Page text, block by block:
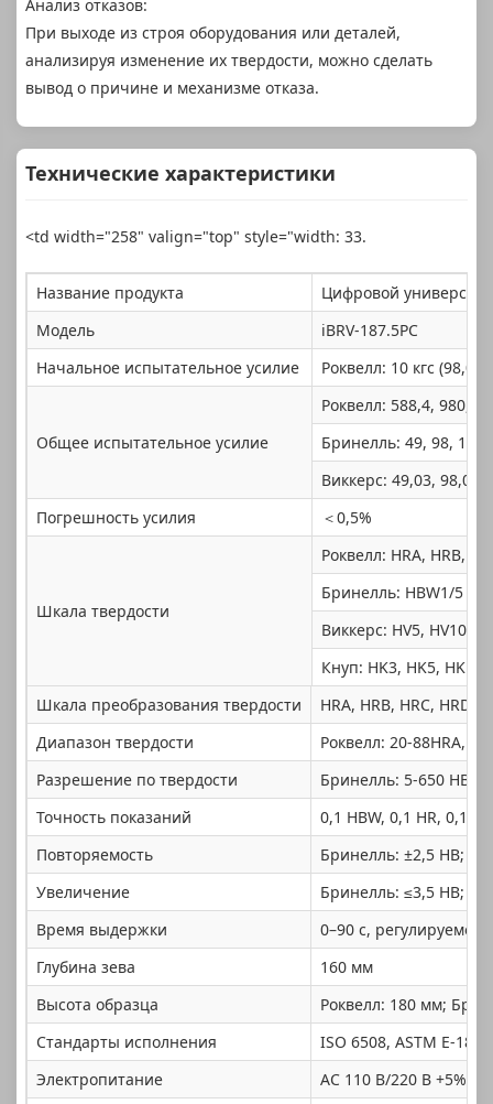
Анализ отказов:
При выходе из строя оборудования или деталей,
анализируя изменение их твердости, можно сделать
вывод о причине и механизме отказа.
Технические характеристики
<td width="258" valign="top" style="width: 33.
Название продукта
Цифровой
Модель
iBRV-187.5PC
Начальное испытательное усилие
Роквелл: 10 кгс (98,07
Общее испытательное усилие
Роквелл: 588,4, 980,7,
Бринелль: 49, 98,
Виккерс: 49,03, 98,07,
Погрешность усилия
＜0,5%
Шкала твердости
Роквелл: HRA, HRB,
Бринелль: HBW1/5
Виккерс: HV5, HV10,
Кнуп: HK3, HK5,
Шкала преобразования твердости
HRA, HRB, HRC, HRD,
Диапазон твердости
Роквелл: 20-88HRA,
Разрешение по твердости
Бринелль: 5-650
Точность показаний
0,1 HBW, 0,1 HR, 0,1 HV
Повторяемость
Бринелль: ±2,5 HB;
Увеличение
Бринелль: ≤3,5 HB;
Время выдержки
0–90 с, регулируемое
Глубина зева
160 мм
Высота образца
Роквелл: 180 мм;
Стандарты исполнения
ISO 6508, ASTM E-18,
Электропитание
AC 110 В/220 В +5%,